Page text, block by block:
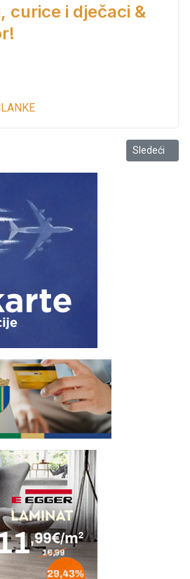
curice i dječaci &
novi pet shop u Baru Sledeći
Sledeći